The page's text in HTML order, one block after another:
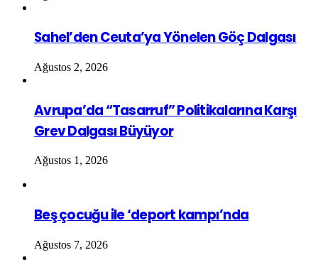
Sahel’den Ceuta’ya Yönelen Göç Dalgası
Ağustos 2, 2026
Avrupa’da “Tasarruf” Politikalarına Karşı
Grev Dalgası Büyüyor
Ağustos 1, 2026
Beş çocuğu ile ‘deport kampı’nda
Ağustos 7, 2026